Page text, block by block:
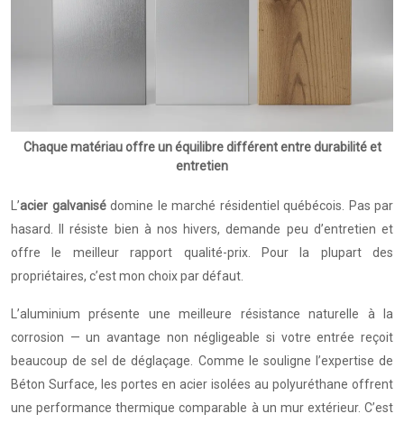
Chaque matériau offre un équilibre différent entre durabilité et
entretien
L’acier galvanisédomine le marché résidentiel québécois. Pas par
hasard. Il résiste bien à nos hivers, demande peu d’entretien et
offre le meilleur rapport qualité-prix. Pour la plupart des
propriétaires, c’est mon choix par défaut.
L’aluminium présente une meilleure résistance naturelle à la
corrosion — un avantage non négligeable si votre entrée reçoit
beaucoup de sel de déglaçage. Comme le souligne l’expertise de
Béton Surface, les portes en acier isolées au polyuréthane offrent
une performance thermique comparable à un mur extérieur. C’est